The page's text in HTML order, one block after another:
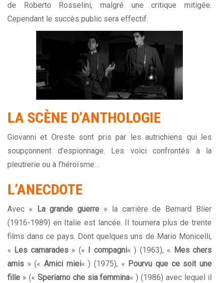
de Roberto Rosselini, malgré une critique mitigée.
Cependant le succès public sera effectif.
LA SCÈNE D’ANTHOLOGIE
Giovanni et Oreste sont pris par les autrichiens qui les
soupçonnent d’espionnage. Les voici confrontés à la
pleutrerie ou à l’héroïsme…
L’ANECDOTE
Avec « La grande guerre » la carrière de Bernard Blier
(1916-1989) en Italie est lancée. Il tournera plus de trente
films dans ce pays. Dont quelques uns de Mario Monicelli,
« Les camarades» (« I compagni« ) (1963), « Mes chers
amis » (« Amici miei« ) (1975), « Pourvu que ce soit une
fille » (« Speriamo che sia femmina« ) (1986) avec lequel il